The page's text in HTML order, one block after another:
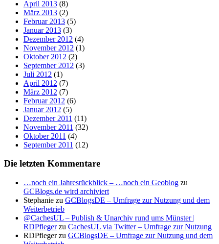
April 2013 (8)
März 2013 (2)
Februar 2013 (5)
Januar 2013 (3)
Dezember 2012 (4)
November 2012 (1)
Oktober 2012 (2)
September 2012 (3)
Juli 2012 (1)
April 2012 (7)
März 2012 (7)
Februar 2012 (6)
Januar 2012 (5)
Dezember 2011 (11)
November 2011 (32)
Oktober 2011 (4)
September 2011 (12)
Die letzten Kommentare
…noch ein Jahresrückblick – …noch ein Geoblog zu
GCBlogs.de wird archiviert
Stephanie zu GCBlogsDE – Umfrage zur Nutzung und dem
Weiterbetrieb
@CachesUL – Publish & Unarchiv rund ums Münster |
RDPflegerzu CachesUL via Twitter – Umfrage zur Nutzung
RDPflegerzu GCBlogsDE – Umfrage zur Nutzung und dem